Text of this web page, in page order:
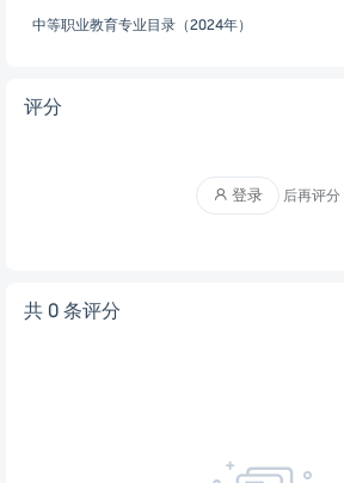
中等职业教育专业目录（2024年）
评分
登录 后再评分
共 0 条评分